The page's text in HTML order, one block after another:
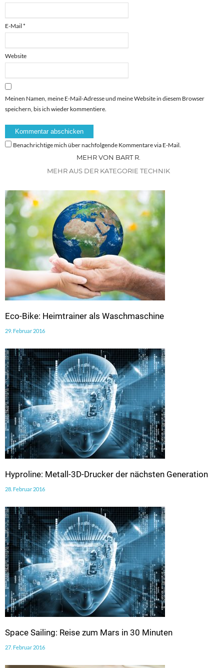
E-Mail *
Website
Meinen Namen, meine E-Mail-Adresse und meine Website in diesem Browser
speichern, bis ich wieder kommentiere.
Benachrichtige mich über nachfolgende Kommentare via E-Mail.
MEHR VON BART R.
MEHR AUS DER KATEGORIE TECHNIK
Eco-Bike: Heimtrainer als Waschmaschine
29. Februar 2016
Hyproline: Metall-3D-Drucker der nächsten Generation
28. Februar 2016
Space Sailing: Reise zum Mars in 30 Minuten
27. Februar 2016